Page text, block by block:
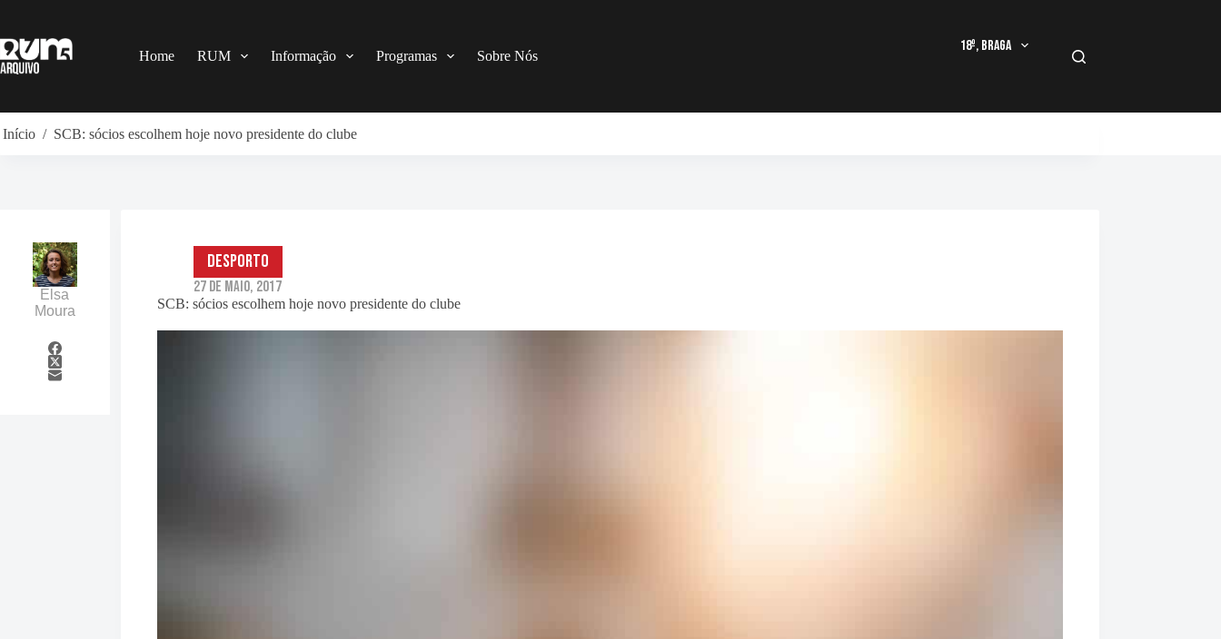
o
conteúdo
Home RUM Informação Programas Sobre Nós
18º, Braga
Início / SCB: sócios escolhem hoje novo presidente do clube
SCB: sócios escolhem hoje novo presidente do clube
Desporto
27 de Maio, 2017
Elsa
Moura